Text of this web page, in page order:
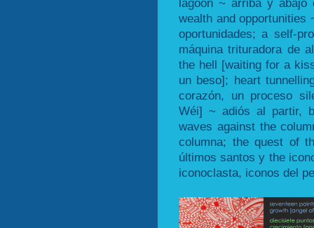
lagoon ~ arriba y
wealth and
oportunidades; a self-
máquina trituradora de
the hell [waiting for a
un beso]; heart
corazón, un proceso
Wéi] ~ adiós al partir,
waves against the
columna; the quest of
últimos santos y the
iconoclasta, iconos del